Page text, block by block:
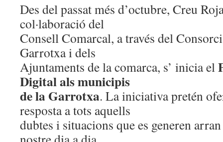
Des del passat més d’octubre, Creu
col·laboració del
Consell Comarcal, a través del
Garrotxa i dels
Ajuntaments de la comarca, s’ inicia el
Digital als municipis
de la Garrotxa. La iniciativa pretén
resposta a tots aquells
dubtes i situacions que es generen